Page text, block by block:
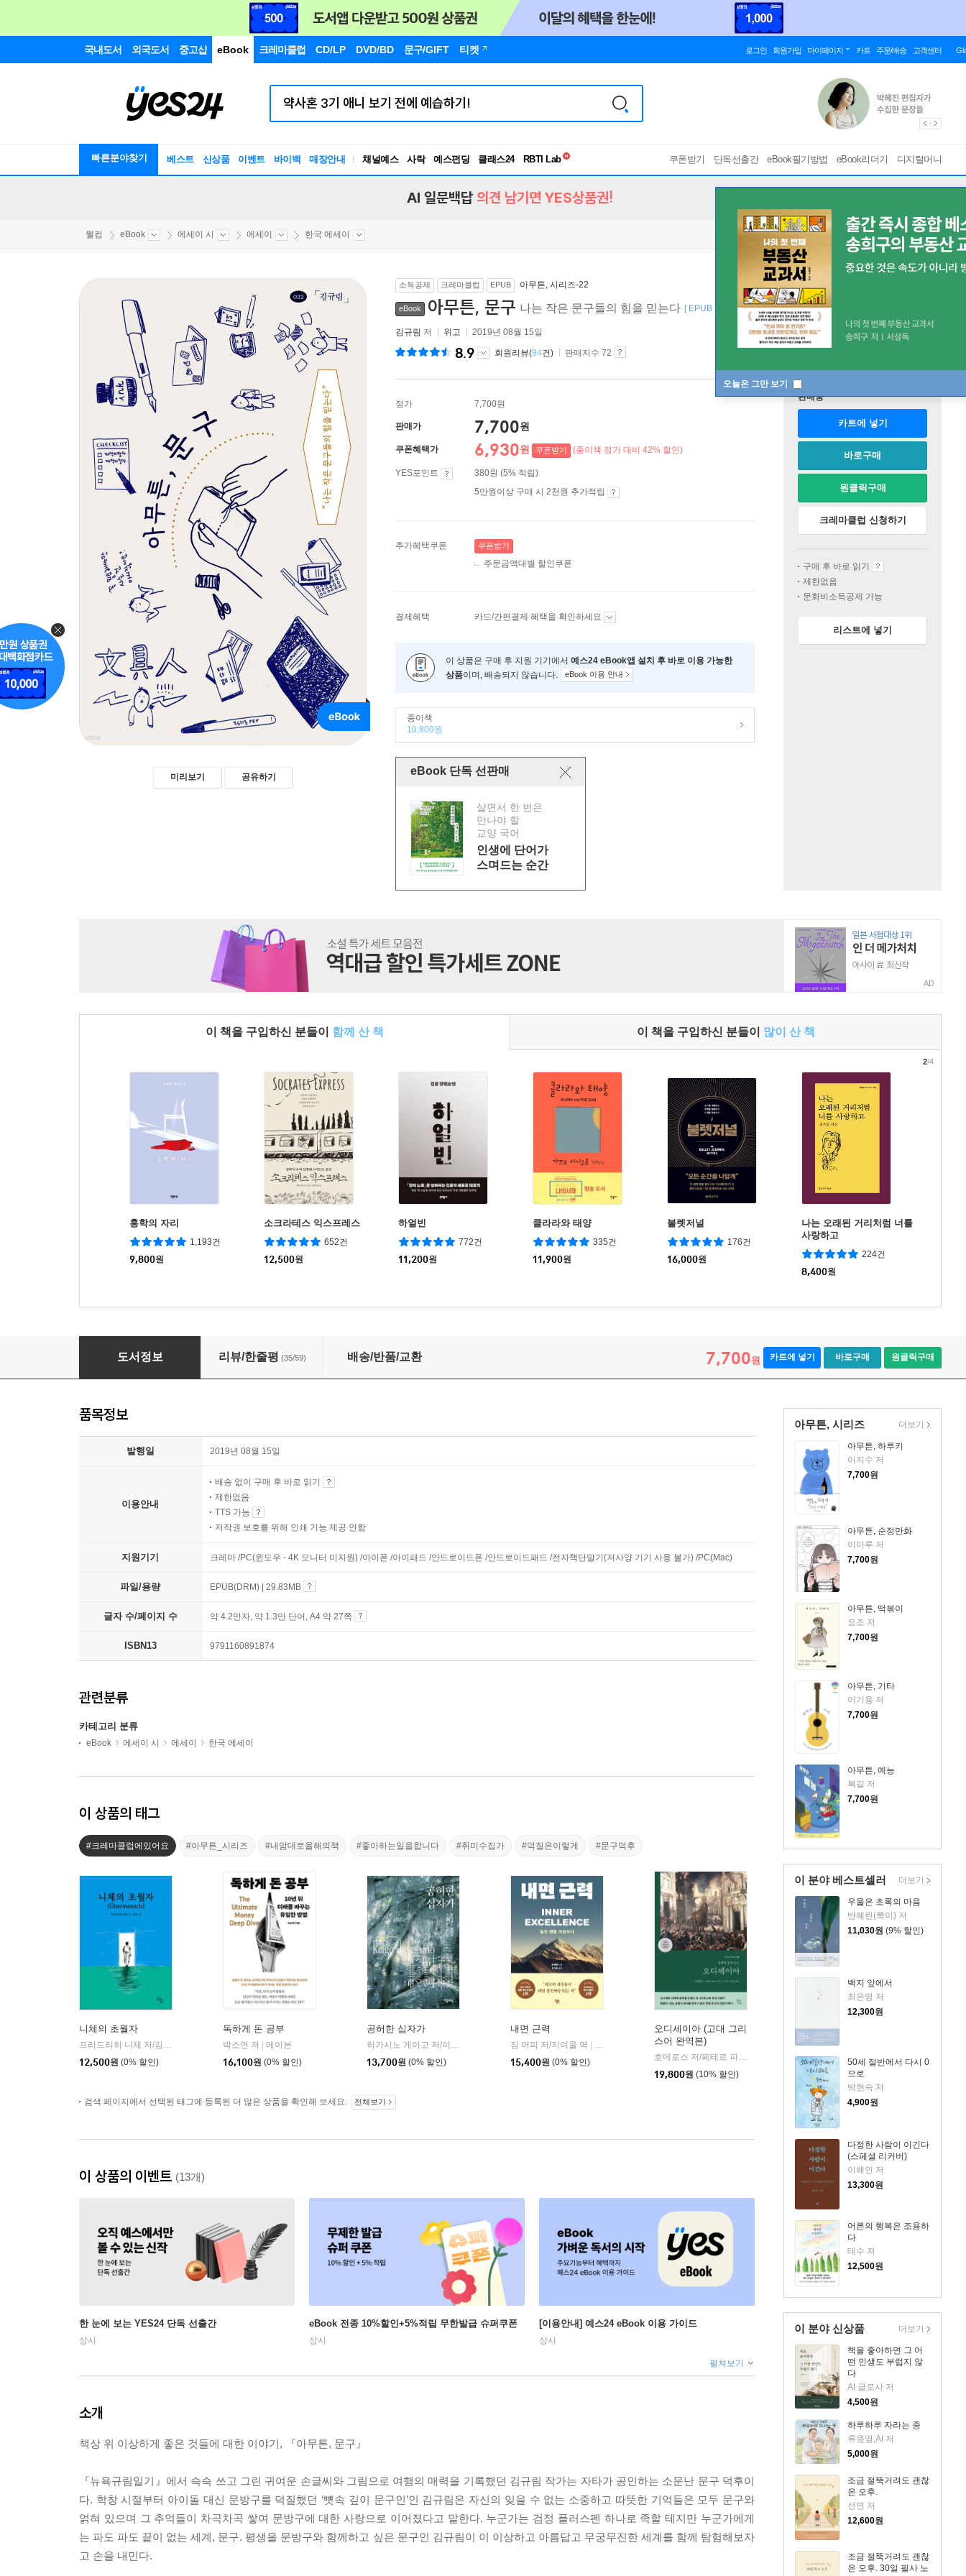
국내도서 외국도서 중고샵 eBook 크레마클럽 CD/LP DVD/BD 문구/GIFT 티켓 로그인 회원가입 마이페이지 카트 주문/배송 고객센터
빠른분야찾기 베스트 신상품 이벤트 바이백 매장안내 채널예스 사락 예스펀딩 클래스24
독서유형검사
쿠폰받기 단독선출간 eBook필기방법 eBook리더기 디지털머니
오늘은 그만 보기
AI 일문백답 의견 남기면 YES상품권!
웰컴 eBook 에세이 시 에세이 한국 에세이
미리보기 공유하기
소득공제 크레마클럽 EPUB 아무튼, 시리즈-22
eBook 아무튼, 문구 나는 작은 문구들의 힘을 믿는다 [ EPUB ]
김규림 저 위고 2019년 08월 15일
8.9 회원리뷰(94건) 판매지수 72
정가 7,700원
판매가 7,700원
쿠폰혜택가 6,930원 쿠폰받기 (종이책 정가 대비 42% 할인)
YES포인트
380원 (5% 적립)
5만원이상 구매 시 2천원 추가적립
추가혜택쿠폰 쿠폰받기
주문금액대별 할인쿠폰
결제혜택 카드/간편결제 혜택을 확인하세요
이 상품은 구매 후 지원 기기에서 예스24 eBook앱 설치 후 바로 이용 가능한
상품이며, 배송되지 않습니다. eBook 이용 안내
종이책
10,800원
eBook 단독 선판매
살면서 한 번은
만나야 할
교양 국어
인생에 단어가
스며드는 순간
판매중
카트에 넣기
바로구매
원클릭구매
크레마클럽 신청하기
구매 후 바로 읽기
제한없음
문화비소득공제 가능
리스트에 넣기
AD
이 책을 구입하신 분들이 함께 산 책 이 책을 구입하신 분들이 많이 산 책
홍학의 자리
1,193건
9,800원
소크라테스 익스프레스
652건
12,500원
하얼빈
772건
11,200원
클라라와 태양
335건
11,900원
불렛저널
176건
16,000원
나는 오래된 거리처럼 너를
사랑하고
224건
8,400원
2/4
아무튼, 문구
도서정보 리뷰/한줄평 (35/59) 배송/반품/교환 7,700원 카트에 넣기 바로구매 원클릭구매
아무튼, 시리즈
아무튼, 하루키
이지수 저
7,700원
아무튼, 순정만화
이마루 저
7,700원
아무튼, 떡볶이
요조 저
7,700원
아무튼, 기타
이기용 저
7,700원
아무튼, 예능
복길 저
7,700원
더보기
이 분야 베스트셀러
우울은 초록의 마음
반혜린(뿍이) 저
11,030원 (9% 할인)
백지 앞에서
최은영 저
12,300원
50세 절반에서 다시 0
으로
박현숙 저
4,900원
다정한 사람이 이긴다
(스페셜 리커버)
이해인 저
13,300원
어른의 행복은 조용하
다
태수 저
12,500원
더보기
이 분야 신상품
책을 좋아하면 그 어
떤 인생도 부럽지 않
다
AI 글로사 저
4,500원
하루하루 자라는 중
류원영,AI 저
5,000원
조금 절뚝거려도 괜찮
은 오후.
선연 저
12,600원
조금 절뚝거려도 괜찮
은 오후. 30일 필사 노
더보기
품목정보
발행일 2019년 08월 15일
이용안내
배송 없이 구매 후 바로 읽기
제한없음
TTS 가능
저작권 보호를 위해 인쇄 기능 제공 안함
지원기기 크레마 /PC(윈도우 - 4K 모니터 미지원) /아이폰 /아이패드 /안드로이드폰 /안드로이드패드 /전자책단말기(저사양 기기 사용 불가) /PC(Mac)
파일/용량 EPUB(DRM) | 29.83MB
글자 수/페이지 수 약 4.2만자, 약 1.3만 단어, A4 약 27쪽
ISBN13 9791160891874
관련분류
카테고리 분류
eBook 에세이 시 에세이 한국 에세이
이 상품의 태그
#크레마클럽에있어요 #아무튼_시리즈 #내맘대로올해의책 #좋아하는일을합니다 #취미수집가 #덕질은이렇게 #문구덕후
니체의 초월자
12,500원 (0% 할인)
독하게 돈 공부
박소연 저 | 메이븐
16,100원 (0% 할인)
공허한 십자가
자음과모음
13,700원 (0% 할인)
내면 근력
짐 머피 저/지여울 역 |
15,400원 (0% 할인)
오디세이아 (고대 그리
스어 완역본)
|
현대지성
19,800원 (10% 할인)
검색 페이지에서 선택된 태그에 등록된 더 많은 상품을 확인해 보세요. 전체보기
이 상품의 이벤트 (13개)
한 눈에 보는 YES24 단독 선출간
상시
eBook 전종 10%할인+5%적립 무한발급 슈퍼쿠폰
상시
[이용안내] 예스24 eBook 이용 가이드
상시
펼쳐보기
소개
책상 위 이상하게 좋은 것들에 대한 이야기, 『아무튼, 문구』
『뉴욕규림일기』에서 슥슥 쓰고 그린 귀여운 손글씨와 그림으로 여행의 매력을 기록했던 김규림 작가는 자타가 공인하는 소문난 문구 덕후이
다. 학창 시절부터 아이돌 대신 문방구를 덕질했던 ‘뼛속 깊이 문구인’인 김규림은 자신의 잊을 수 없는 소중하고 따뜻한 기억들은 모두 문구와
얽혀 있으며 그 추억들이 차곡차곡 쌓여 문방구에 대한 사랑으로 이어졌다고 말한다. 누군가는 검정 플러스펜 하나로 족할 테지만 누군가에게
는 파도 파도 끝이 없는 세계, 문구. 평생을 문방구와 함께하고 싶은 문구인 김규림이 이 이상하고 아름답고 무궁무진한 세계를 함께 탐험해보자
고 손을 내민다.